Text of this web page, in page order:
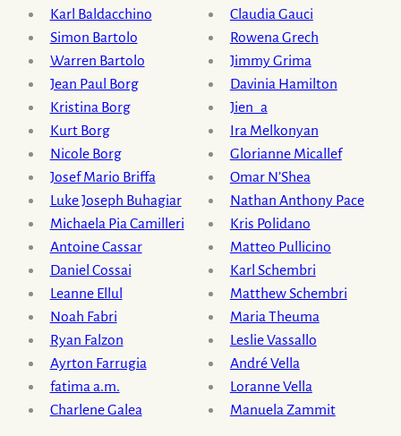
Karl Baldacchino
Simon Bartolo
Warren Bartolo
Jean Paul Borg
Kristina Borg
Kurt Borg
Nicole Borg
Josef Mario Briffa
Luke Joseph Buhagiar
Michaela Pia Camilleri
Antoine Cassar
Daniel Cossai
Leanne Ellul
Noah Fabri
Ryan Falzon
Ayrton Farrugia
fatima a.m.
Charlene Galea
Claudia Gauci
Rowena Grech
Jimmy Grima
Davinia Hamilton
Jien_a
Ira Melkonyan
Glorianne Micallef
Omar N’Shea
Nathan Anthony Pace
Kris Polidano
Matteo Pullicino
Karl Schembri
Matthew Schembri
Maria Theuma
Leslie Vassallo
André Vella
Loranne Vella
Manuela Zammit